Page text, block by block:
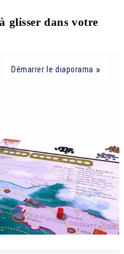
glisser dans votre
Démarrer le diaporama